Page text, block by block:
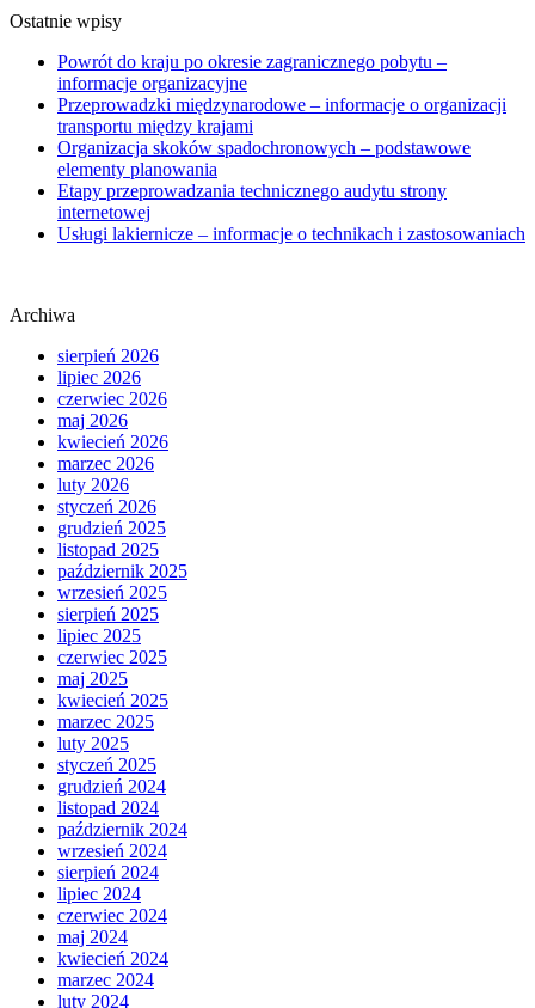
Ostatnie wpisy
Powrót do kraju po okresie zagranicznego pobytu –
informacje organizacyjne
Przeprowadzki międzynarodowe – informacje o organizacji
transportu między krajami
Organizacja skoków spadochronowych – podstawowe
elementy planowania
Etapy przeprowadzania technicznego audytu strony
internetowej
Usługi lakiernicze – informacje o technikach i zastosowaniach
Archiwa
sierpień 2026
lipiec 2026
czerwiec 2026
maj 2026
kwiecień 2026
marzec 2026
luty 2026
styczeń 2026
grudzień 2025
listopad 2025
październik 2025
wrzesień 2025
sierpień 2025
lipiec 2025
czerwiec 2025
maj 2025
kwiecień 2025
marzec 2025
luty 2025
styczeń 2025
grudzień 2024
listopad 2024
październik 2024
wrzesień 2024
sierpień 2024
lipiec 2024
czerwiec 2024
maj 2024
kwiecień 2024
marzec 2024
luty 2024